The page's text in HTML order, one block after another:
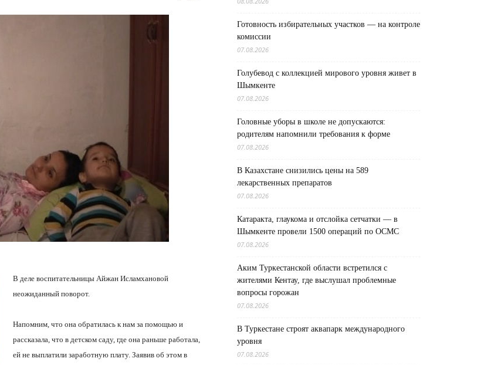
В деле воспитательницы Айжан Исламхановой
неожиданный поворот.
Напомним, что она обратилась к нам за помощью и
рассказала, что в детском саду, где она раньше работала,
ей не выплатили заработную плату. Заявив об этом в
Готовность избирательных участков — на контроле
комиссии
07.08.2026
Голубевод с коллекцией мирового уровня живет в
Шымкенте
07.08.2026
Головные уборы в школе не допускаются:
родителям напомнили требования к форме
07.08.2026
В Казахстане снизились цены на 589
лекарственных препаратов
07.08.2026
Катаракта, глаукома и отслойка сетчатки — в
Шымкенте провели 1500 операций по ОСМС
07.08.2026
Аким Туркестанской области встретился с
жителями Кентау, где выслушал проблемные
вопросы горожан
07.08.2026
В Туркестане строят аквапарк международного
уровня
07.08.2026